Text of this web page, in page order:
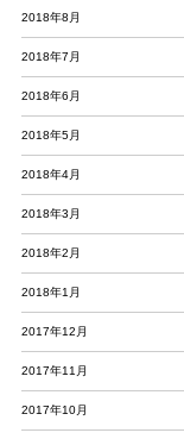
2018年8月
2018年7月
2018年6月
2018年5月
2018年4月
2018年3月
2018年2月
2018年1月
2017年12月
2017年11月
2017年10月